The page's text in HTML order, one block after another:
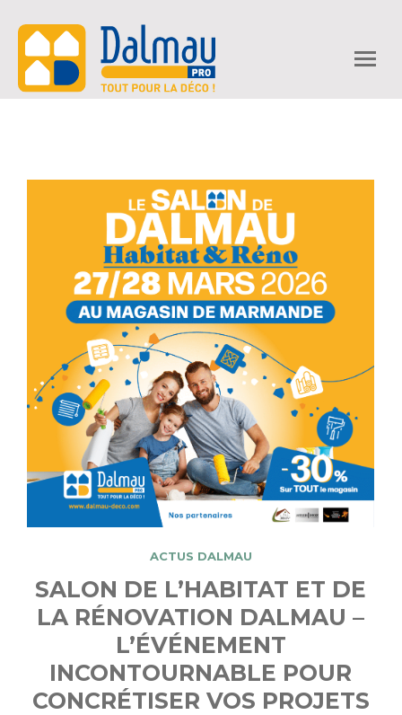
SALON DE L’HABITAT ET DE
LA RÉNOVATION DALMAU –
L’ÉVÉNEMENT
INCONTOURNABLE POUR
CONCRÉTISER VOS PROJETS
ACTUS DALMAU